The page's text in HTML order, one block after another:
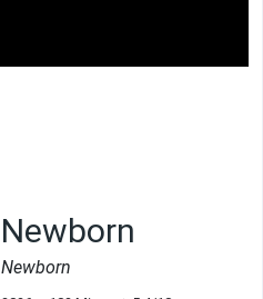
Newborn
Newborn